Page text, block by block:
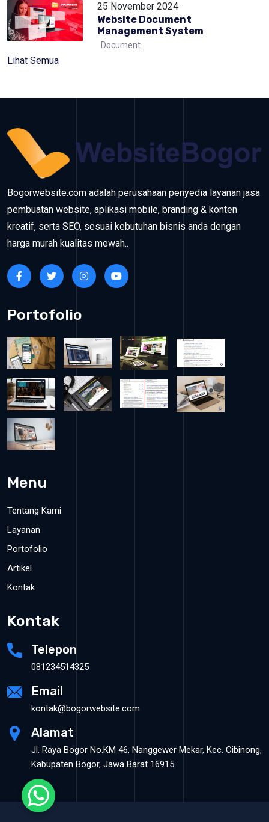
25 November 2024
Website Document
Management System
Document..
Lihat Semua
Bogorwebsite.com adalah perusahaan penyedia layanan jasa
pembuatan website, aplikasi mobile, branding & konten
kreatif, serta SEO, sesuai kebutuhan bisnis anda dengan
harga murah kualitas mewah..
Portofolio
Menu
Tentang Kami
Layanan
Portofolio
Artikel
Kontak
Kontak
Telepon
081234514325
Email
kontak@bogorwebsite.com
Alamat
Jl. Raya Bogor No.KM 46, Nanggewer Mekar, Kec. Cibinong,
Kabupaten Bogor, Jawa Barat 16915